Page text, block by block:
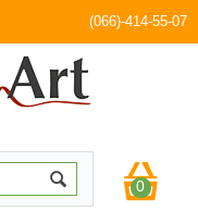
(066)-414-55-07
0